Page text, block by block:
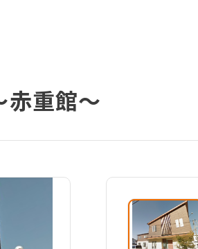
赤重館～